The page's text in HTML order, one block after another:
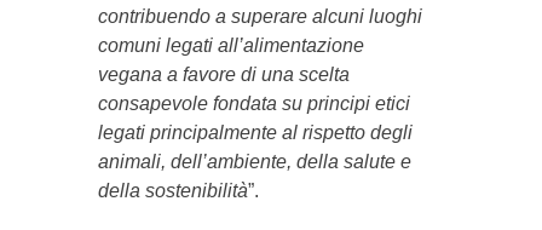
contribuendo a superare alcuni luoghi
comuni legati all’alimentazione
vegana a favore di una scelta
consapevole fondata su principi etici
legati principalmente al rispetto degli
animali, dell’ambiente, della salute e
della sostenibilità”.